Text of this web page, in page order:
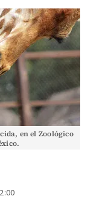
en el Zoológico